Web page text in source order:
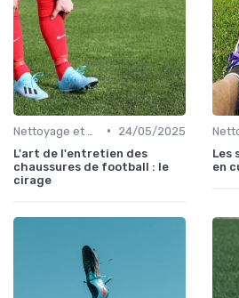
•
24/05/2025
L'art de l'entretien des
chaussures de football : le
cirage
Les
en